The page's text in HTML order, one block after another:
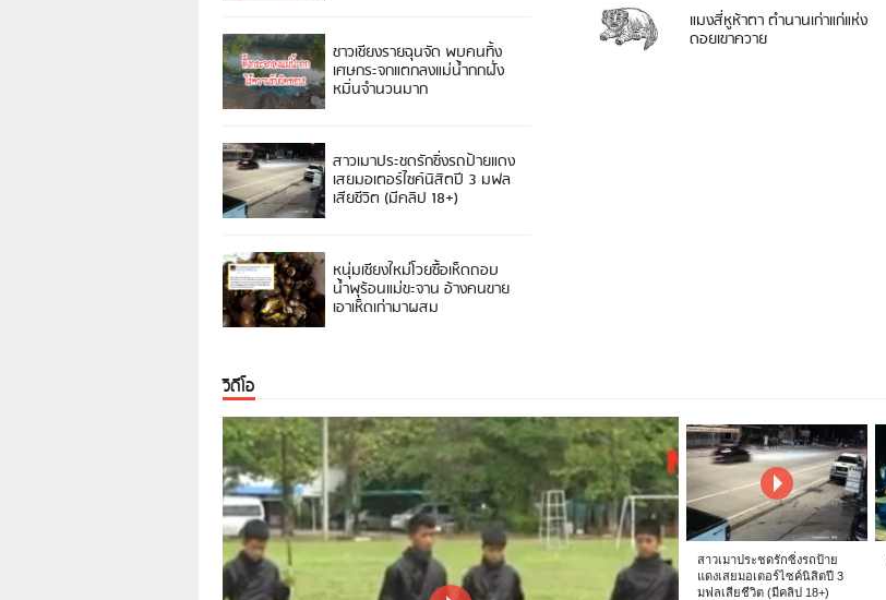
ชาวเชียงรายฉุนจัด พบคนทิ้ง
เศษกระจกแตกลงแม่น้ำกกฝั่ง
หมิ่นจำนวนมาก
สาวเมาประชดรักซิ่งรถป้ายแดง
เสยมอเตอร์ไซค์นิสิตปี 3 มฟล
เสียชีวิต (มีคลิป 18+)
หนุ่มเชียงใหม่โวยซื้อเห็ดถอบ
น้ำพุร้อนแม่ขะจาน อ้างคนขาย
เอาเห็ดเก่ามาผสม
แมงสี่หูห้าตา ตำนานเก่าแก่แห่ง
ดอยเขาควาย
วิดีโอ
สาวเมาประชดรักซิ่งรถป้าย
แดงเสยมอเตอร์ไซค์นิสิตปี 3
มฟลเสียชีวิต (มีคลิป 18+)